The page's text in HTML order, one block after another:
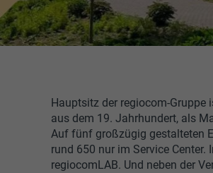
Hauptsitz der regiocom-
aus dem 19. Jahrhundert, als
Auf fünf großzügig gestalteten
rund 650 nur im Service
regiocomLAB. Und neben der